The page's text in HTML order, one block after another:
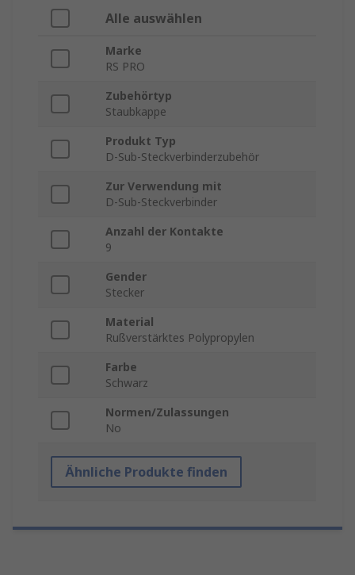
Alle auswählen
Marke
RS PRO
Zubehörtyp
Staubkappe
Produkt Typ
D-Sub-Steckverbinderzubehör
Zur Verwendung mit
D-Sub-Steckverbinder
Anzahl der Kontakte
9
Gender
Stecker
Material
Rußverstärktes Polypropylen
Farbe
Schwarz
Normen/Zulassungen
No
Ähnliche Produkte finden